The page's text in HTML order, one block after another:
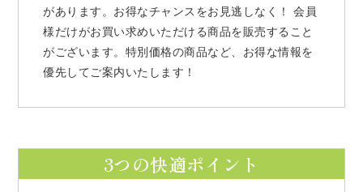
があります。お得なチャンスをお見逃しなく！ 会員
様だけがお買い求めいただける商品を販売すること
がございます。特別価格の商品など、お得な情報を
優先してご案内いたします！
3つの快適ポイント